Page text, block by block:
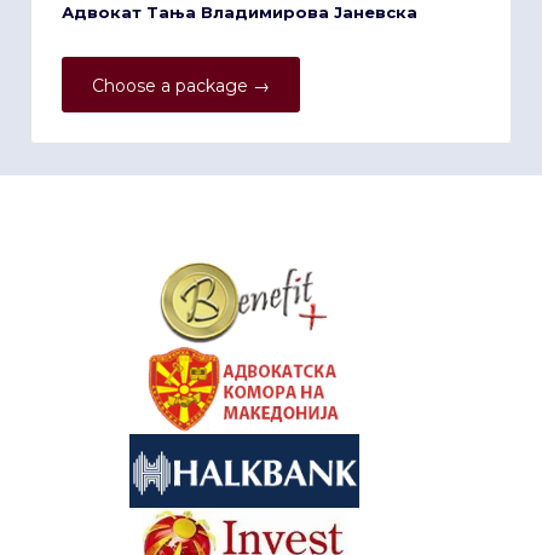
Адвокат Тања Владимирова Јаневска